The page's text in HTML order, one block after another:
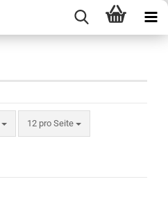
12 pro Seite
pro Seite